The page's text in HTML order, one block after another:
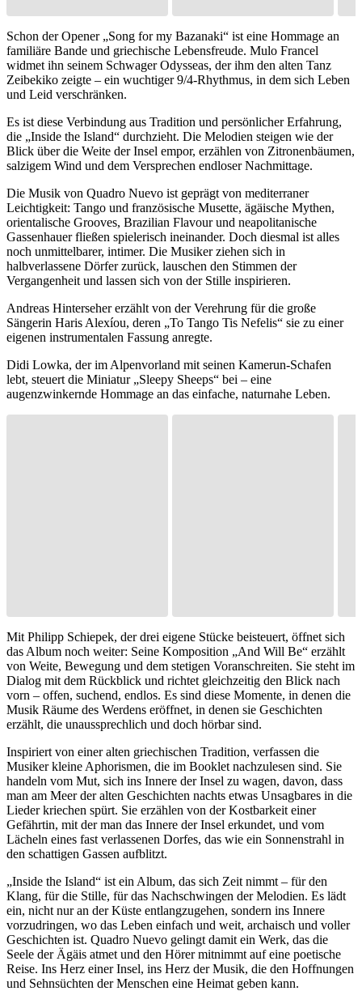
Schon der Opener „Song for my Bazanaki“ ist eine Hommage an
familiäre Bande und griechische Lebensfreude. Mulo Francel
widmet ihn seinem Schwager Odysseas, der ihm den alten Tanz
Zeibekiko zeigte – ein wuchtiger 9/4-Rhythmus, in dem sich Leben
und Leid verschränken.
Es ist diese Verbindung aus Tradition und persönlicher Erfahrung,
die „Inside the Island“ durchzieht. Die Melodien steigen wie der
Blick über die Weite der Insel empor, erzählen von Zitronenbäumen,
salzigem Wind und dem Versprechen endloser Nachmittage.
Die Musik von Quadro Nuevo ist geprägt von mediterraner
Leichtigkeit: Tango und französische Musette, ägäische Mythen,
orientalische Grooves, Brazilian Flavour und neapolitanische
Gassenhauer fließen spielerisch ineinander. Doch diesmal ist alles
noch unmittelbarer, intimer. Die Musiker ziehen sich in
halbverlassene Dörfer zurück, lauschen den Stimmen der
Vergangenheit und lassen sich von der Stille inspirieren.
Andreas Hinterseher erzählt von der Verehrung für die große
Sängerin Haris Alexíou, deren „To Tango Tis Nefelis“ sie zu einer
eigenen instrumentalen Fassung anregte.
Didi Lowka, der im Alpenvorland mit seinen Kamerun-Schafen
lebt, steuert die Miniatur „Sleepy Sheeps“ bei – eine
augenzwinkernde Hommage an das einfache, naturnahe Leben.
Mit Philipp Schiepek, der drei eigene Stücke beisteuert, öffnet sich
das Album noch weiter: Seine Komposition „And Will Be“ erzählt
von Weite, Bewegung und dem stetigen Voranschreiten. Sie steht im
Dialog mit dem Rückblick und richtet gleichzeitig den Blick nach
vorn – offen, suchend, endlos. Es sind diese Momente, in denen die
Musik Räume des Werdens eröffnet, in denen sie Geschichten
erzählt, die unaussprechlich und doch hörbar sind.
Inspiriert von einer alten griechischen Tradition, verfassen die
Musiker kleine Aphorismen, die im Booklet nachzulesen sind. Sie
handeln vom Mut, sich ins Innere der Insel zu wagen, davon, dass
man am Meer der alten Geschichten nachts etwas Unsagbares in die
Lieder kriechen spürt. Sie erzählen von der Kostbarkeit einer
Gefährtin, mit der man das Innere der Insel erkundet, und vom
Lächeln eines fast verlassenen Dorfes, das wie ein Sonnenstrahl in
den schattigen Gassen aufblitzt.
„Inside the Island“ ist ein Album, das sich Zeit nimmt – für den
Klang, für die Stille, für das Nachschwingen der Melodien. Es lädt
ein, nicht nur an der Küste entlangzugehen, sondern ins Innere
vorzudringen, wo das Leben einfach und weit, archaisch und voller
Geschichten ist. Quadro Nuevo gelingt damit ein Werk, das die
Seele der Ägäis atmet und den Hörer mitnimmt auf eine poetische
Reise. Ins Herz einer Insel, ins Herz der Musik, die den Hoffnungen
und Sehnsüchten der Menschen eine Heimat geben kann.